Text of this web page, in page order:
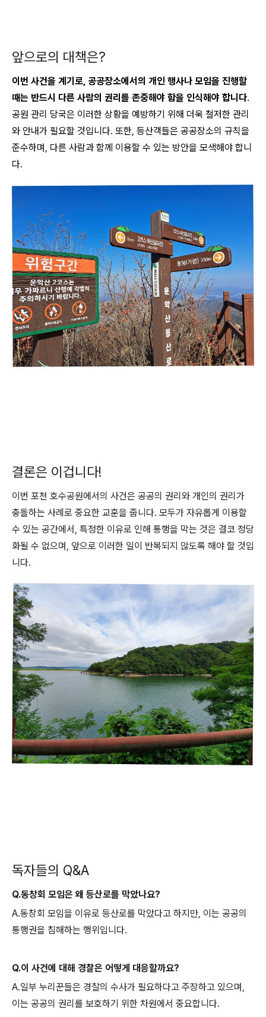
앞으로의 대책은?
이번 사건을 계기로, 공공장소에서의 개인 행사나 모임을 진행할
때는 반드시 다른 사람의 권리를 존중해야 함을 인식해야 합니다.
공원 관리 당국은 이러한 상황을 예방하기 위해 더욱 철저한 관리
와 안내가 필요할 것입니다. 또한, 등산객들은 공공장소의 규칙을
준수하며, 다른 사람과 함께 이용할 수 있는 방안을 모색해야 합니
다.
결론은 이겁니다!
이번 포천 호수공원에서의 사건은 공공의 권리와 개인의 권리가
충돌하는 사례로 중요한 교훈을 줍니다. 모두가 자유롭게 이용할
수 있는 공간에서, 특정한 이유로 인해 통행을 막는 것은 결코 정당
화될 수 없으며, 앞으로 이러한 일이 반복되지 않도록 해야 할 것입
니다.
독자들의 Q&A
Q.동창회 모임은 왜 등산로를 막았나요?
A.동창회 모임을 이유로 등산로를 막았다고 하지만, 이는 공공의
통행권을 침해하는 행위입니다.
Q.이 사건에 대해 경찰은 어떻게 대응할까요?
A.일부 누리꾼들은 경찰의 수사가 필요하다고 주장하고 있으며,
이는 공공의 권리를 보호하기 위한 차원에서 중요합니다.